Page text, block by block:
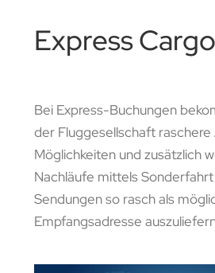
Express Cargo
Bei Express-Buchungen
der Fluggesellschaft
Möglichkeiten und zusätzlich
Nachläufe mittels
Sendungen so rasch als
Empfangsadresse